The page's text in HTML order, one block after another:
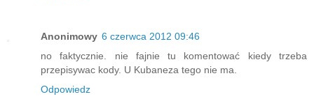
Anonimowy 6 czerwca 2012 09:46
no faktycznie. nie fajnie tu komentować kiedy trzeba
przepisywac kody. U Kubaneza tego nie ma.
Odpowiedz